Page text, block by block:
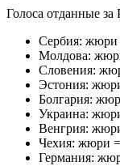
Голоса отданные за
Сербия: жюри
Молдова:
Словения:
Эстония:
Болгария:
Украина:
Венгрия:
Чехия: жюри
Германия: